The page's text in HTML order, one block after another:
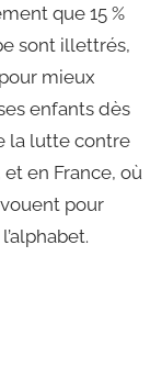
que 15 %
sont illettrés,
mieux
enfants dès
la lutte contre
en France, où
pour